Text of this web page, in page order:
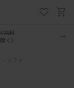
無料
く）
ソファ